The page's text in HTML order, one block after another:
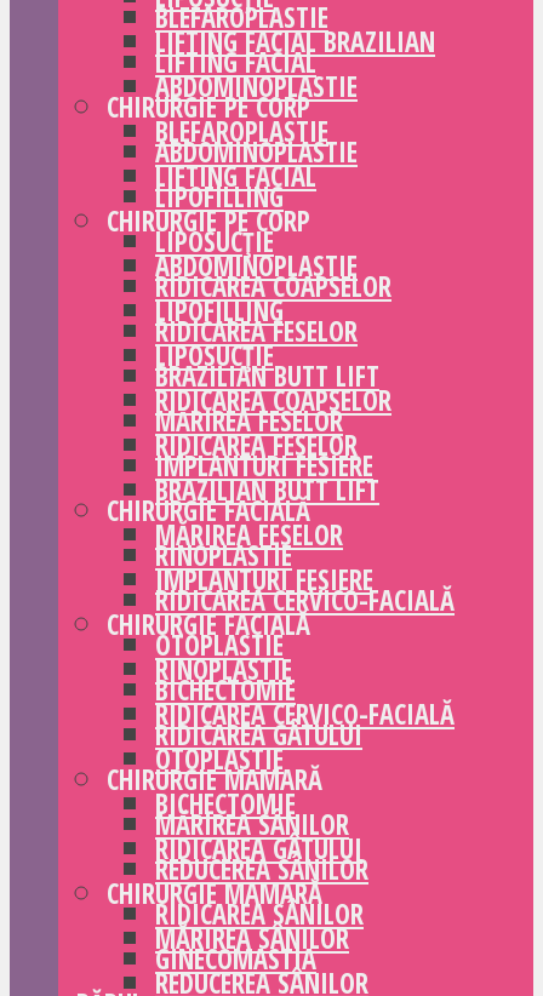
BLEFAROPLASTIE
LIFTING FACIAL
CHIRURGIE PE CORP
ABDOMINOPLASTIE
LIPOFILLING
LIPOSUCȚIE
RIDICAREA COAPSELOR
RIDICAREA FESELOR
BRAZILIAN BUTT LIFT
MĂRIREA FESELOR
IMPLANTURI FESIERE
CHIRURGIE FACIALĂ
RINOPLASTIE
RIDICAREA CERVICO-FACIALĂ
OTOPLASTIE
BICHECTOMIE
RIDICAREA GÂTULUI
CHIRURGIE MAMARĂ
MĂRIREA SÂNILOR
REDUCEREA SÂNILOR
RIDICAREA SÂNILOR
GINECOMASTIA
LIFTING FACIAL BRAZILIAN
ABDOMINOPLASTIE
BLEFAROPLASTIE
LIFTING FACIAL
CHIRURGIE PE CORP
ABDOMINOPLASTIE
LIPOFILLING
LIPOSUCȚIE
RIDICAREA COAPSELOR
RIDICAREA FESELOR
BRAZILIAN BUTT LIFT
MĂRIREA FESELOR
IMPLANTURI FESIERE
CHIRURGIE FACIALĂ
RINOPLASTIE
RIDICAREA CERVICO-FACIALĂ
OTOPLASTIE
BICHECTOMIE
RIDICAREA GÂTULUI
CHIRURGIE MAMARĂ
MĂRIREA SÂNILOR
REDUCEREA SÂNILOR